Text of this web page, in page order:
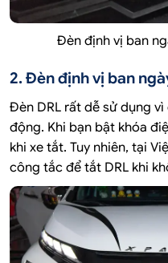
Đèn định vị ban
2. Đèn định vị ban
Đèn DRL rất dễ sử dụng
động. Khi bạn bật khóa
khi xe tắt. Tuy nhiên, tại
công tắc để tắt DRL khi